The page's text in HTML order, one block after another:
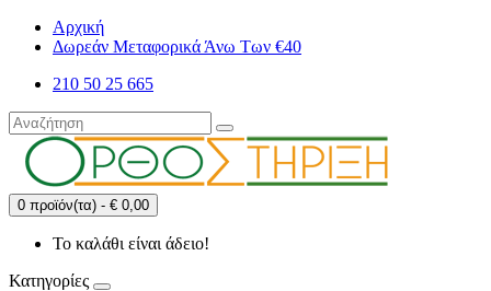
Αρχική
Δωρεάν Μεταφορικά Άνω Των €40
210 50 25 665
0 προϊόν(τα) - € 0,00
Το καλάθι είναι άδειο!
Κατηγορίες